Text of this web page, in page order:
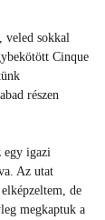
veled sokkal
Cinque
részen
egy igazi
Az utat
de
megkaptuk a